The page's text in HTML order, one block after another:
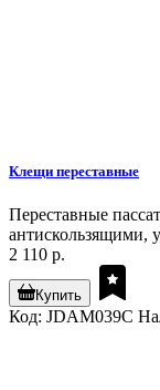
Клещи переставные
Переставные
антискользящими,
2 110 р.
Купить
Код: JDAM039C